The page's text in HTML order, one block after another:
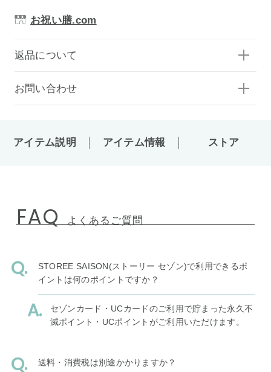
お祝い膳.com
返品について
お問い合わせ
アイテム説明 アイテム情報 ストア
FAQ よくあるご質問
STOREE SAISON(ストーリー セゾン)で利用できるポ
イントは何のポイントですか？
セゾンカード・UCカードのご利用で貯まった永久不
滅ポイント・UCポイントがご利用いただけます。
送料・消費税は別途かかりますか？